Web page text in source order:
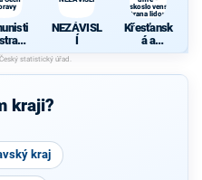
a
NEZÁVISL
Í
Československá
strana lidová
Křesťansk
á a
demokrati
Českoslov
kraji?
kraj